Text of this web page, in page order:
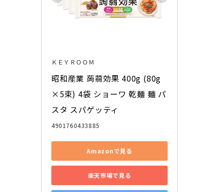
ＫＥＹＲＯＯＭ
昭和産業 蒟蒻効果 400g (80g
×5束) 4袋 ショーワ 乾麺 麺 パ
スタ スパゲッティ
4901760433885
Amazonで見る
楽天市場で見る